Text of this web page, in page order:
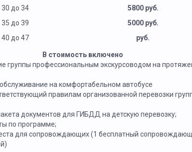
30 до 34
5800 руб.
35 до 39
5000 руб.
40 до 47
руб.
В стоимость включено
группы профессиональным экскурсоводом на
на комфортабельном автобусе
правилам организованной перевозки
документов для ГИБДД на детскую перевозку;
по программе;
для сопровождающих (1 бесплатный